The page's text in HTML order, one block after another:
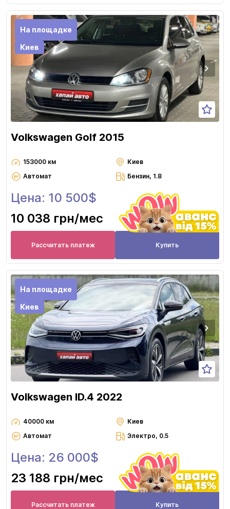
На площадке
Киев
Volkswagen Golf 2015
153000 км
Киев
Автомат
Бензин, 1.8
Цена: 10 500$
10 038 грн/мес
Рассчитать платеж Купить
На площадке
Киев
Volkswagen ID.4 2022
40000 км
Киев
Автомат
Электро, 0.5
Цена: 26 000$
23 188 грн/мес
Рассчитать платеж Купить